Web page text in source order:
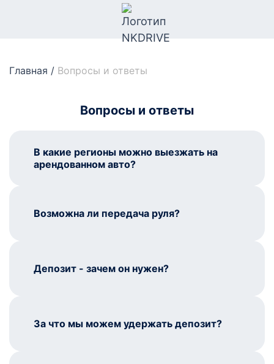
Главная / Вопросы и ответы
Вопросы и ответы
В какие регионы можно выезжать на
арендованном авто?
Возможна ли передача руля?
Депозит - зачем он нужен?
За что мы можем удержать депозит?